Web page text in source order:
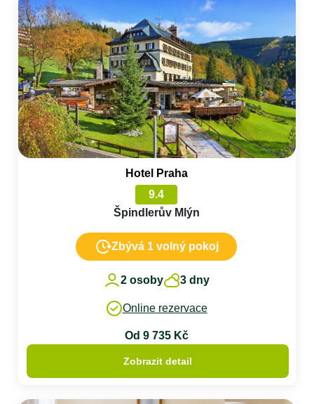
Hotel Praha
9.4
Špindlerův Mlýn
Zbývá 1 volný pokoj
2 osoby 3 dny
Online rezervace
Od 9 735 Kč
Zobrazit detail